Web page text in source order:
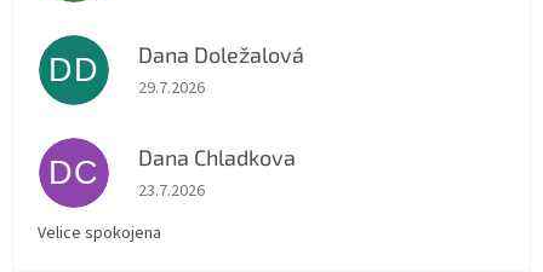
DD Dana Doležalová
Hodnocení obchodu je 5 z 5 hvězdiček.
29.7.2026
DC Dana Chladkova
Hodnocení obchodu je 5 z 5 hvězdiček.
23.7.2026
Velice spokojena